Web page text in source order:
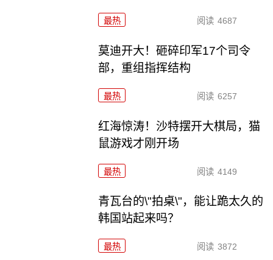
最热 阅读 4687
莫迪开大！砸碎印军17个司令
部，重组指挥结构
最热 阅读 6257
红海惊涛！沙特摆开大棋局，猫
鼠游戏才刚开场
最热 阅读 4149
青瓦台的\"拍桌\"，能让跪太久的
韩国站起来吗？
最热 阅读 3872